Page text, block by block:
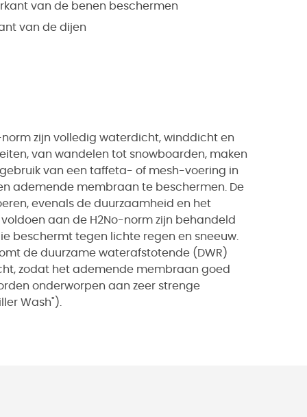
van de benen beschermen
van de dijen
zijn volledig waterdicht, winddicht en
van wandelen tot snowboarden, maken
van een taffeta- of mesh-voering in
ademende membraan te beschermen. De
evenals de duurzaamheid en het
aan de H2No-norm zijn behandeld
beschermt tegen lichte regen en sneeuw.
de duurzame waterafstotende (DWR)
zodat het ademende membraan goed
onderworpen aan zeer strenge
Wash").